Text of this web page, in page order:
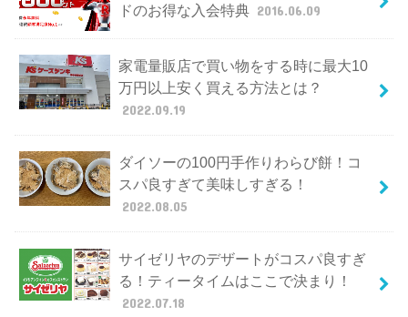
ドのお得な入会特典 2016.06.09
家電量販店で買い物をする時に最大10
万円以上安く買える方法とは？
2022.09.19
ダイソーの100円手作りわらび餅！コ
スパ良すぎて美味しすぎる！
2022.08.05
サイゼリヤのデザートがコスパ良すぎ
る！ティータイムはここで決まり！
2022.07.18